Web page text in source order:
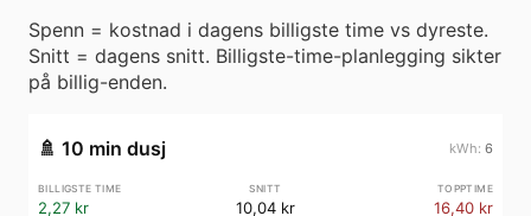
Spenn = kostnad i dagens billigste time vs dyreste.
Snitt = dagens snitt. Billigste-time-planlegging sikter
på billig-enden.
🚿 10 min dusj 6
2,27 kr 10,04 kr 16,40 kr